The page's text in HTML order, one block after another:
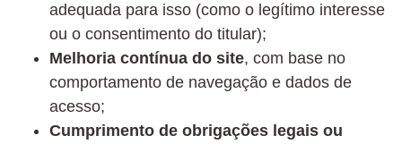
adequada para isso (como o legítimo interesse
ou o consentimento do titular);
Melhoria contínua do site, com base no
comportamento de navegação e dados de
acesso;
Cumprimento de obrigações legais ou